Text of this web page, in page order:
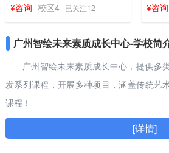
¥咨询 校区4 已关注12 ¥咨询
广州智绘未来素质成长中心-学校简
广州智绘未来素质成长中心，提供多
发系列课程，开展多种项目，涵盖传统艺
课程！
[详情]